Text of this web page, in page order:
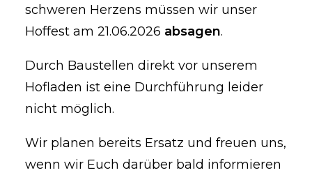
schweren Herzens müssen wir unser
Hoffest am 21.06.2026 absagen.
Durch Baustellen direkt vor unserem
Hofladen ist eine Durchführung leider
nicht möglich.
Wir planen bereits Ersatz und freuen uns,
wenn wir Euch darüber bald informieren